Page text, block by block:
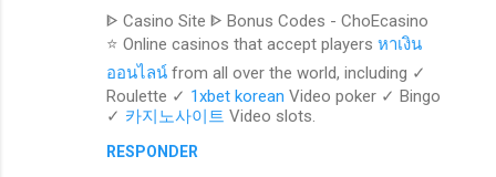
ᐈ Casino Site ᐈ Bonus Codes - ChoEcasino
⭐ Online casinos that accept players หาเงิน
ออนไลน์ from all over the world, including ✓
Roulette ✓ 1xbet korean Video poker ✓ Bingo
✓ 카지노사이트 Video slots.
RESPONDER